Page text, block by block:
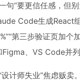
句“要更信任感，但
Code生成React
第三步验证页加个
、VS Code并
计师失业”焦虑贩卖